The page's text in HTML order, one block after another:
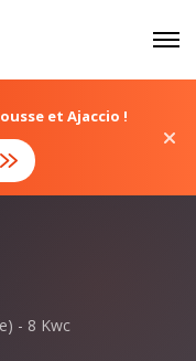
et Ajaccio !
- 8 Kwc